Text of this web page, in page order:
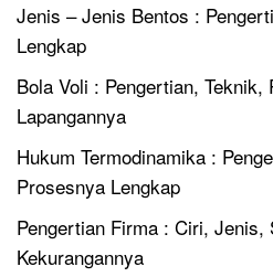
Jenis – Jenis Bentos :
Lengkap
Bola Voli : Pengertian, Teknik,
Lapangannya
Hukum Termodinamika :
Prosesnya Lengkap
Pengertian Firma : Ciri, Jenis,
Kekurangannya